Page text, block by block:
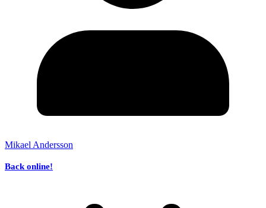
Mikael Andersson
Back online!